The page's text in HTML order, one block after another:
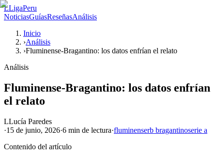
LLigaPeru
NoticiasGuíasReseñasAnálisis
Inicio
›Análisis
›Fluminense-Bragantino: los datos enfrían el relato
Análisis
Fluminense-Bragantino: los datos enfrían
el relato
LLucía Paredes
·15 de junio, 2026·6 min de lectura·fluminenserb bragantinoserie a
Contenido del artículo